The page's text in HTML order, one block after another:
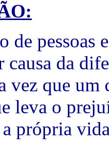
de pessoas
da
vez que um
leva o
própria